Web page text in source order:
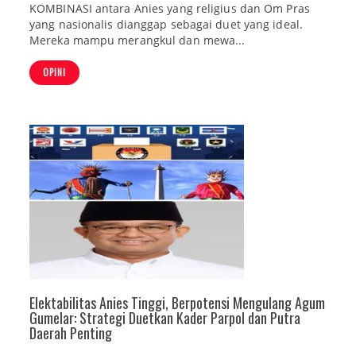
KOMBINASI antara Anies yang religius dan Om Pras
yang nasionalis dianggap sebagai duet yang ideal.
Mereka mampu merangkul dan mewa...
OPINI
Elektabilitas Anies Tinggi, Berpotensi Mengulang Agum
Gumelar: Strategi Duetkan Kader Parpol dan Putra
Daerah Penting